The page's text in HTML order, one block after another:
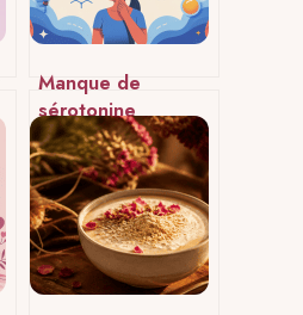
Manque de
sérotonine
symptômes : les
signes à repérer et
que faire